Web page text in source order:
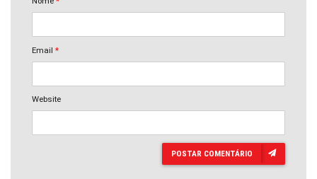
Email *
Website
POSTAR COMENTÁRIO